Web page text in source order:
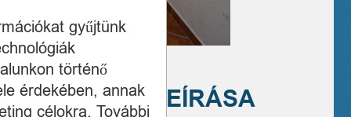
A TERMÉK LEÍRÁSA
gyűjtünk
történő
érdekében, annak
célokra. További